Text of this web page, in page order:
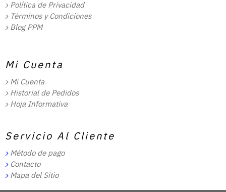
Política de Privacidad
Términos y Condiciones
Blog PPM
Mi Cuenta
Mi Cuenta
Historial de Pedidos
Hoja Informativa
Servicio Al Cliente
Método de pago
Contacto
Mapa del Sitio